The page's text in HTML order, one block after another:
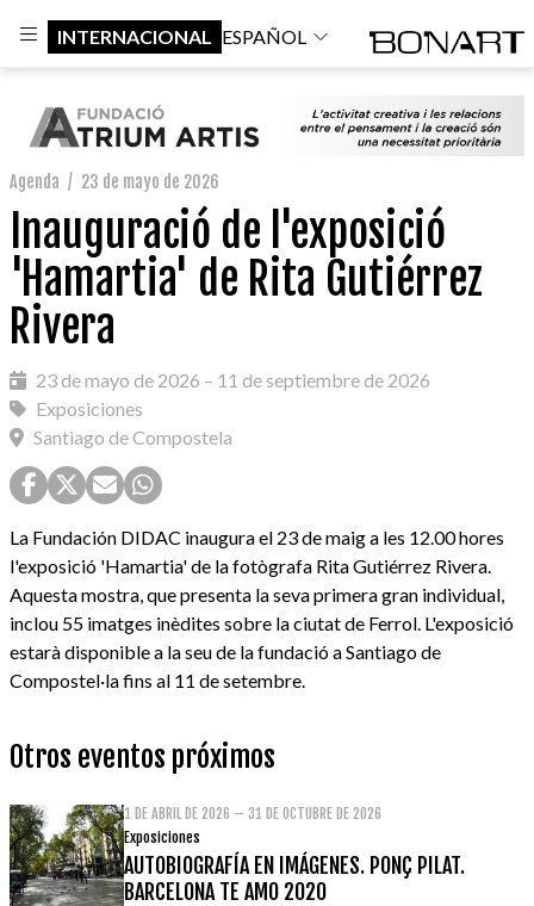
INTERNACIONAL ESPAÑOL
Agenda / 23 de mayo de 2026
Inauguració de l'exposició
'Hamartia' de Rita Gutiérrez
Rivera
23 de mayo de 2026 – 11 de septiembre de 2026
Exposiciones
Santiago de Compostela
La Fundación DIDAC inaugura el 23 de maig a les 12.00 hores
l'exposició 'Hamartia' de la fotògrafa Rita Gutiérrez Rivera.
Aquesta mostra, que presenta la seva primera gran individual,
inclou 55 imatges inèdites sobre la ciutat de Ferrol. L'exposició
estarà disponible a la seu de la fundació a Santiago de
Compostel·la fins al 11 de setembre.
Otros eventos próximos
1 DE ABRIL DE 2026 – 31 DE OCTUBRE DE 2026
Exposiciones
AUTOBIOGRAFÍA EN IMÁGENES. PONÇ PILAT.
BARCELONA TE AMO 2020